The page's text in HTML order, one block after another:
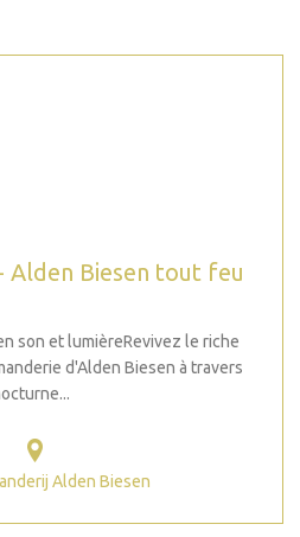
Alden Biesen tout feu
son et lumièreRevivez le riche
d'Alden Biesen à travers
Alden Biesen